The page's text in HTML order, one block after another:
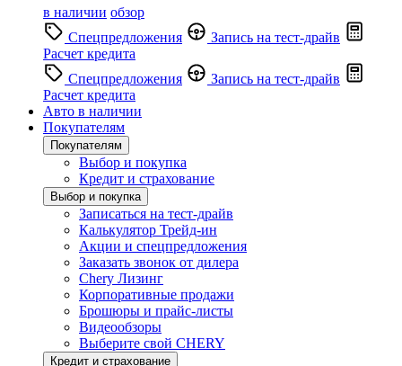
в наличии обзор
Спецпредложения
Запись на тест-драйв
Расчет кредита
Спецпредложения
Запись на тест-драйв
Расчет кредита
Авто в наличии
Покупателям
Покупателям
Выбор и покупка
Кредит и страхование
Выбор и покупка
Записаться на тест-драйв
Калькулятор Трейд-ин
Акции и спецпредложения
Заказать звонок от дилера
Chery Лизинг
Корпоративные продажи
Брошюры и прайс-листы
Видеообзоры
Выберите свой CHERY
Кредит и страхование